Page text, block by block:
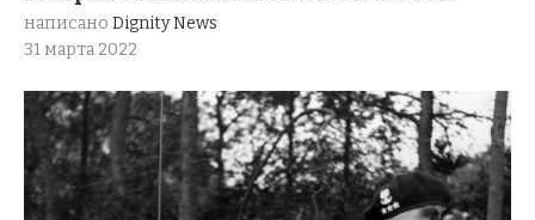
написано Dignity News
31 марта 2022